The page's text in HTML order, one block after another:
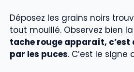
Déposez les grains noirs
tout mouillé. Observez bien
tache rouge apparaît, c’est
par les puces. C’est le signe